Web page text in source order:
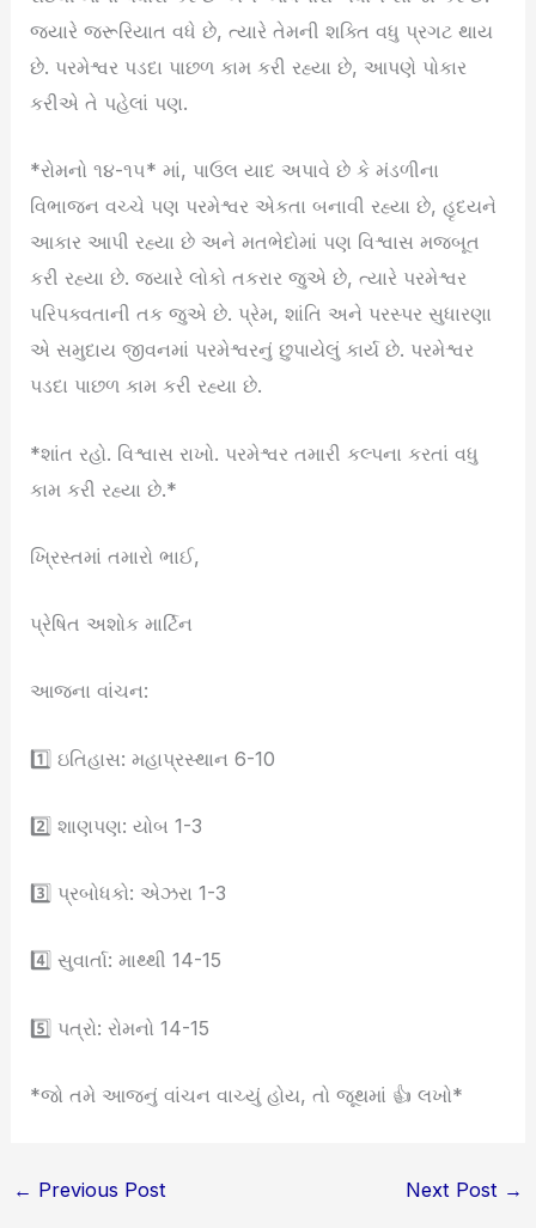
જ્યારે જરૂરિયાત વધે છે, ત્યારે તેમની શક્તિ વધુ પ્રગટ થાય
છે. પરમેશ્વર પડદા પાછળ કામ કરી રહ્યા છે, આપણે પોકાર
કરીએ તે પહેલાં પણ.
*રોમનો ૧૪-૧૫* માં, પાઉલ યાદ અપાવે છે કે મંડળીના
વિભાજન વચ્ચે પણ પરમેશ્વર એકતા બનાવી રહ્યા છે, હૃદયને
આકાર આપી રહ્યા છે અને મતભેદોમાં પણ વિશ્વાસ મજબૂત
કરી રહ્યા છે. જ્યારે લોકો તકરાર જુએ છે, ત્યારે પરમેશ્વર
પરિપક્વતાની તક જુએ છે. પ્રેમ, શાંતિ અને પરસ્પર સુધારણા
એ સમુદાય જીવનમાં પરમેશ્વરનું છુપાયેલું કાર્ય છે. પરમેશ્વર
પડદા પાછળ કામ કરી રહ્યા છે.
*શાંત રહો. વિશ્વાસ રાખો. પરમેશ્વર તમારી કલ્પના કરતાં વધુ
કામ કરી રહ્યા છે.*
ખ્રિસ્તમાં તમારો ભાઈ,
પ્રેષિત અશોક માર્ટિન
આજના વાંચન:
1️⃣ ઇતિહાસ: મહાપ્રસ્થાન 6-10
2️⃣ શાણપણ: યોબ 1-3
3️⃣ પ્રબોધકો: એઝરા 1-3
4️⃣ સુવાર્તા: માથ્થી 14-15
5️⃣ પત્રો: રોમનો 14-15
*જો તમે આજનું વાંચન વાચ્યું હોય, તો જૂથમાં 👍 લખો*
← Previous Post Next Post →